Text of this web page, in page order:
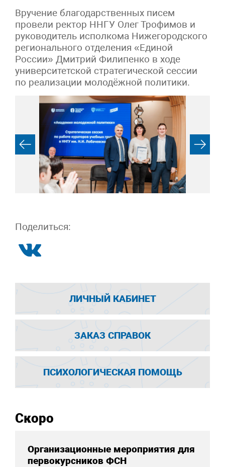
Вручение благодарственных писем
провели ректор ННГУ Олег Трофимов и
руководитель исполкома Нижегородского
регионального отделения «Единой
России» Дмитрий Филипенко в ходе
университетской стратегической сессии
по реализации молодёжной политики.
Поделиться:
ЛИЧНЫЙ КАБИНЕТ
ЗАКАЗ СПРАВОК
ПСИХОЛОГИЧЕСКАЯ ПОМОЩЬ
Скоро
Организационные мероприятия для
первокурсников ФСН